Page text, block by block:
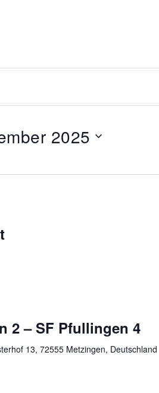
2025
2 – SF Pfullingen 4
13, 72555 Metzingen, Deutschland